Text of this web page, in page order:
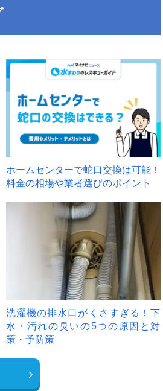
ホームセンターで蛇口交換は可能！
料金の相場や業者選びのポイント
洗濯機の排水口がくさすぎる！下
水・汚れの臭いの5つの原因と対
策・予防策